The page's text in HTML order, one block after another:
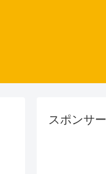
スポンサ